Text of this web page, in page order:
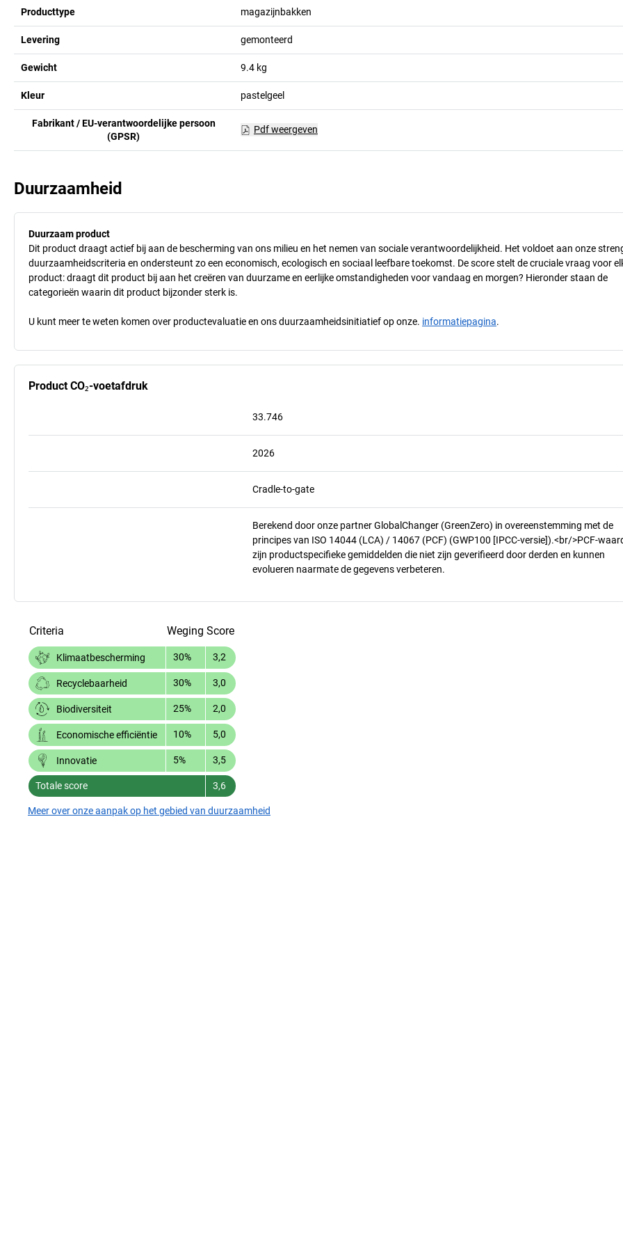
Producttype magazijnbakken
Levering gemonteerd
Gewicht 9.4 kg
Kleur pastelgeel
Fabrikant / EU-verantwoordelijke persoon
(GPSR)
Pdf weergeven
Duurzaamheid
Duurzaam product
Dit product draagt actief bij aan de bescherming van ons milieu en het nemen van sociale verantwoordelijkheid. Het voldoet aan onze
duurzaamheidscriteria en ondersteunt zo een economisch, ecologisch en sociaal leefbare toekomst. De score stelt de cruciale vraag voor
product: draagt dit product bij aan het creëren van duurzame en eerlijke omstandigheden voor vandaag en morgen? Hieronder staan de
categorieën waarin dit product bijzonder sterk is.
U kunt meer te weten komen over productevaluatie en ons duurzaamheidsinitiatief op onze. informatiepagina.
Product CO₂-voetafdruk
33.746
2026
Cradle-to-gate
Berekend door onze partner GlobalChanger (GreenZero) in overeenstemming met de
principes van ISO 14044 (LCA) / 14067 (PCF) (GWP100 [IPCC-versie]).<br/>PCF-
zijn productspecifieke gemiddelden die niet zijn geverifieerd door derden en kunnen
evolueren naarmate de gegevens verbeteren.
Criteria Weging Score
Klimaatbescherming 30% 3,2
Recyclebaarheid 30% 3,0
Biodiversiteit 25% 2,0
Economische efficiëntie 10% 5,0
Innovatie 5% 3,5
Totale score 3,6
Meer over onze aanpak op het gebied van duurzaamheid